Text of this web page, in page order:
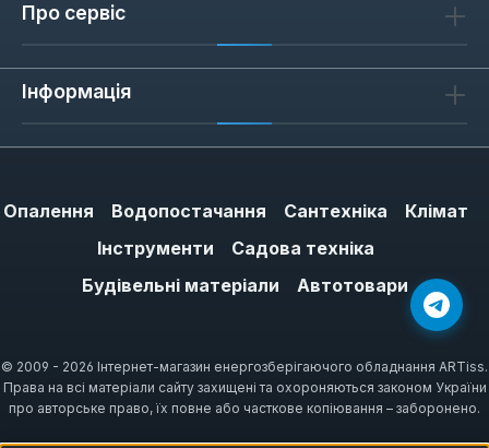
преміум-класу забезпечує відмінну
що є критично важливим для елементів,
Довговічність:Завдяки ретельному
передових технологій, ТЕНи Eliko мають
значно довший термін служби порівняно
конструкція дозволяє швидше нагрівати
воду, зменшуючи споживання
Про сервіс
Інформація
Опалення Водопостачання Сантехніка
Клімат
Інструменти
Садова техніка
Будівельні матеріали
Автотовари
© 2009 - 2026 Інтернет-магазин енергозберігаючого обладнання ARTiss.
Права на всі матеріали сайту захищені та охороняються законом України
про авторське право, їх повне або часткове копіювання – заборонено.